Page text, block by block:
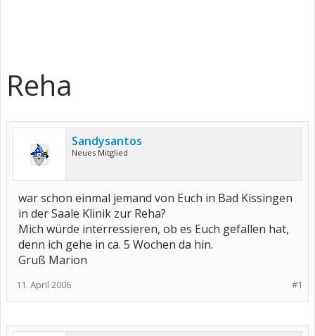
Reha
Sandysantos
Neues Mitglied
war schon einmal jemand von Euch in Bad Kissingen
in der Saale Klinik zur Reha?
Mich würde interressieren, ob es Euch gefallen hat,
denn ich gehe in ca. 5 Wochen da hin.
Gruß Marion
#1
11. April 2006